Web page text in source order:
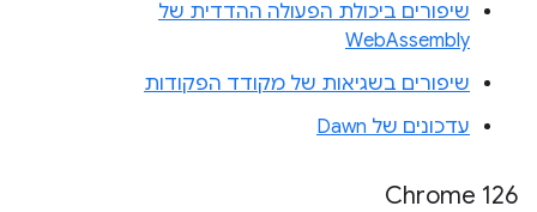
שיפורים ביכולת הפעולה ההדדית של
WebAssembly
שיפורים בשגיאות של מקודד הפקודות
עדכונים של Dawn
Chrome 126